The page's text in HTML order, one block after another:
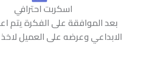
اسكربت احترافي
بعد الموافقة على الفكرة يتم
الابداعي وعرضه على العميل